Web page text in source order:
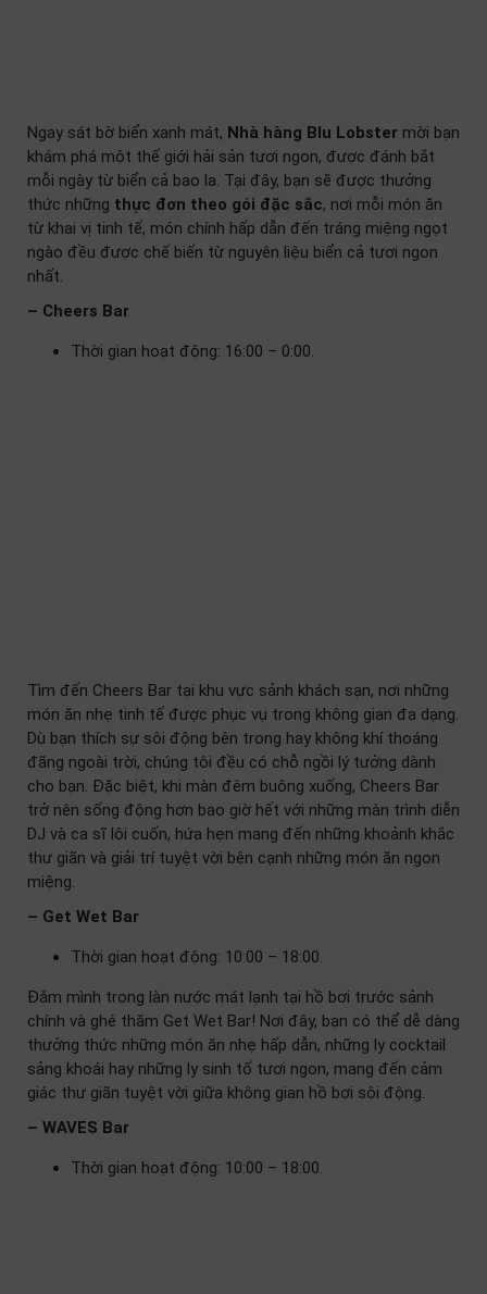
Ngay sát bờ biển xanh mát, Nhà hàng Blu Lobster mời bạn
khám phá một thế giới hải sản tươi ngon, được đánh bắt
mỗi ngày từ biển cả bao la. Tại đây, bạn sẽ được thưởng
thức những thực đơn theo gói đặc sắc, nơi mỗi món ăn
từ khai vị tinh tế, món chính hấp dẫn đến tráng miệng ngọt
ngào đều được chế biến từ nguyên liệu biển cả tươi ngon
nhất.
– Cheers Bar
Thời gian hoạt động: 16:00 – 0:00.
Tìm đến Cheers Bar tại khu vực sảnh khách sạn, nơi những
món ăn nhẹ tinh tế được phục vụ trong không gian đa dạng.
Dù bạn thích sự sôi động bên trong hay không khí thoáng
đãng ngoài trời, chúng tôi đều có chỗ ngồi lý tưởng dành
cho bạn. Đặc biệt, khi màn đêm buông xuống, Cheers Bar
trở nên sống động hơn bao giờ hết với những màn trình diễn
DJ và ca sĩ lôi cuốn, hứa hẹn mang đến những khoảnh khắc
thư giãn và giải trí tuyệt vời bên cạnh những món ăn ngon
miệng.
– Get Wet Bar
Thời gian hoạt động: 10:00 – 18:00.
Đắm mình trong làn nước mát lạnh tại hồ bơi trước sảnh
chính và ghé thăm Get Wet Bar! Nơi đây, bạn có thể dễ dàng
thưởng thức những món ăn nhẹ hấp dẫn, những ly cocktail
sảng khoái hay những ly sinh tố tươi ngon, mang đến cảm
giác thư giãn tuyệt vời giữa không gian hồ bơi sôi động.
– WAVES Bar
Thời gian hoạt động: 10:00 – 18:00.